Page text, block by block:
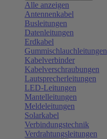
Alle anzeigen
Antennenkabel
Busleitungen
Datenleitungen
Erdkabel
Gummischlauchleitungen
Kabelverbinder
Kabelverschraubungen
Lautsprecherleitungen
LED-Leitungen
Mantelleitungen
Meldeleitungen
Solarkabel
Verbindungstechnik
Verdrahtungsleitungen